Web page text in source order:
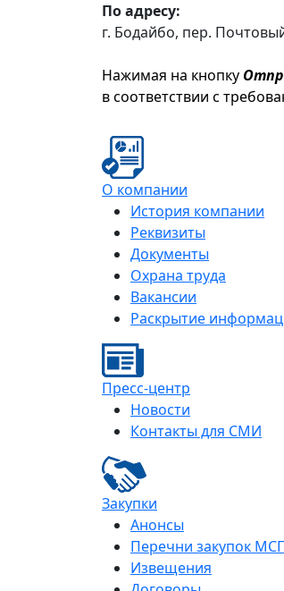
По адресу:
г. Бодайбо, пер.
Нажимая на кнопку
в соответствии с
О компании
История компании
Реквизиты
Документы
Охрана труда
Вакансии
Раскрытие
Пресс-центр
Новости
Контакты для СМИ
Закупки
Анонсы
Перечни закупок
Извещения